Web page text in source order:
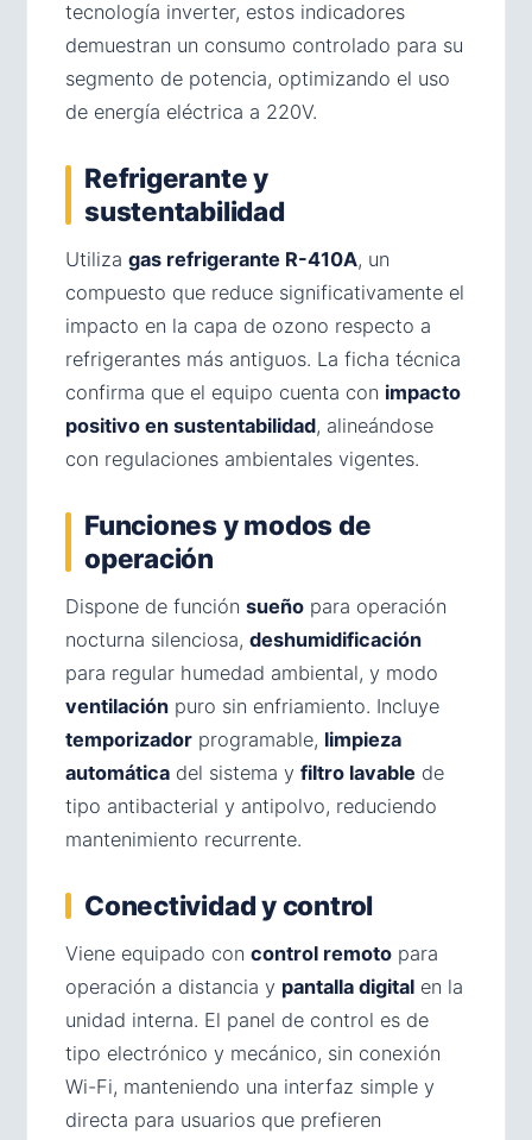
tecnología inverter, estos indicadores
demuestran un consumo controlado para su
segmento de potencia, optimizando el uso
de energía eléctrica a 220V.
Refrigerante y
sustentabilidad
Utiliza gas refrigerante R-410A, un
compuesto que reduce significativamente el
impacto en la capa de ozono respecto a
refrigerantes más antiguos. La ficha técnica
confirma que el equipo cuenta con impacto
positivo en sustentabilidad, alineándose
con regulaciones ambientales vigentes.
Funciones y modos de
operación
Dispone de función sueño para operación
nocturna silenciosa, deshumidificación
para regular humedad ambiental, y modo
ventilación puro sin enfriamiento. Incluye
temporizador programable, limpieza
automática del sistema y filtro lavable de
tipo antibacterial y antipolvo, reduciendo
mantenimiento recurrente.
Conectividad y control
Viene equipado con control remoto para
operación a distancia y pantalla digital en la
unidad interna. El panel de control es de
tipo electrónico y mecánico, sin conexión
Wi-Fi, manteniendo una interfaz simple y
directa para usuarios que prefieren